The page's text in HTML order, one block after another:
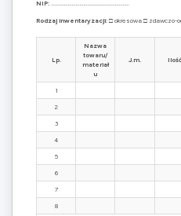
NIP:
Rodzaj inwentaryzacji: □ okresowa □ zdawczo-
Lp.
Nazwa
towaru/
materiał
u
J.m. Ilość
1
2
3
4
5
6
7
8